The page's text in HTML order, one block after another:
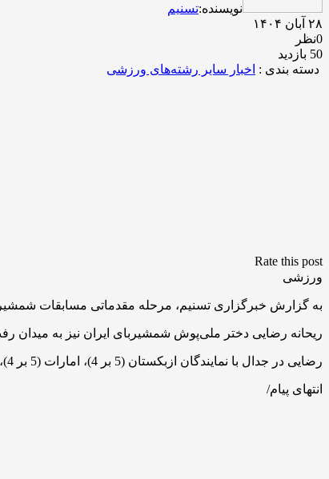
نویسنده:تسنیم
۲۸ آبان ۱۴۰۴
0نظر
50 بازدید
دسته بندی : اخبار سایر رشته‌های ورزشی
Rate this post
ورزشی
به گزارش خبرگزاری تسنیم، مرحله مقدماتی مسابقات
ریحانه رضایی دختر ملی‌پوش شمشیربای ایران نیز به میدان رفت و با کسب 4 برد و یک شکست موفق به
رضایی در جدال با نمایندگان ازبکستان (5 بر 4)، امارات (5 بر 4)، اردن (5 بر یک) و بحرین (5 بر 3) پیروز شد و فقط در جدال با نماینده آذربایجان (5 بر 4) باخت.
انتهای پیام/